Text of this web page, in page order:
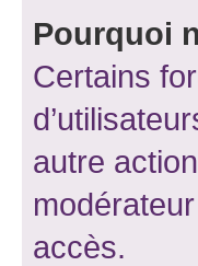
Pourquoi
Certains
autre
accès.